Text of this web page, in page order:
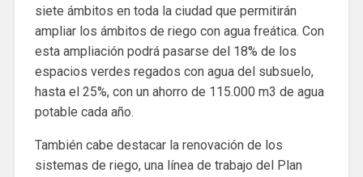
siete ámbitos en toda la ciudad que permitirán
ampliar los ámbitos de riego con agua freática. Con
esta ampliación podrá pasarse del 18% de los
espacios verdes regados con agua del subsuelo,
hasta el 25%, con un ahorro de 115.000 m3 de agua
potable cada año.
También cabe destacar la renovación de los
sistemas de riego, una línea de trabajo del Plan